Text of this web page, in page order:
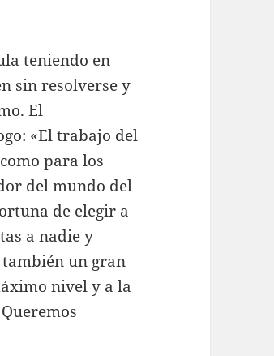
teniendo en
sin resolverse y
El
«El trabajo del
para los
del mundo del
de elegir a
a nadie y
un gran
nivel y a la